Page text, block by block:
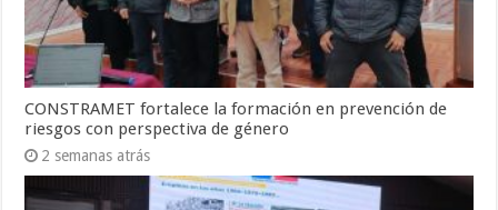
CONSTRAMET fortalece la formación en prevención de
riesgos con perspectiva de género
2 semanas atrás